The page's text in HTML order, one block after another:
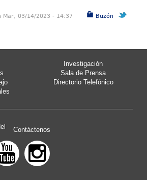
Buzón
Mar, 03/14/2023 - 14:37
Investigación
Sala de Prensa
Directorio Telefónico
Contáctenos